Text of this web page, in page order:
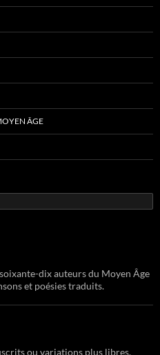
ÂGE
dix auteurs du Moyen Âge
et poésies traduits.
ou variations plus libres,